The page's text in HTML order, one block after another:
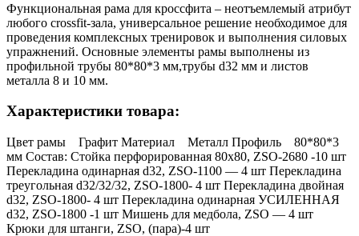
Функциональная рама для кроссфита – неотъемлемый атрибут
любого crossfit-зала, универсальное решение необходимое для
проведения комплексных тренировок и выполнения силовых
упражнений. Основные элементы рамы выполнены из
профильной трубы 80*80*3 мм,трубы d32 мм и листов
металла 8 и 10 мм.
Характеристики товара:
Цвет рамы Графит Материал Металл Профиль 80*80*3
мм Состав: Стойка перфорированная 80х80, ZSO-2680 -10 шт
Перекладина одинарная d32, ZSO-1100 — 4 шт Перекладина
треугольная d32/32/32, ZSO-1800- 4 шт Перекладина двойная
d32, ZSO-1800- 4 шт Перекладина одинарная УСИЛЕННАЯ
d32, ZSO-1800 -1 шт Мишень для медбола, ZSO — 4 шт
Крюки для штанги, ZSO, (пара)-4 шт